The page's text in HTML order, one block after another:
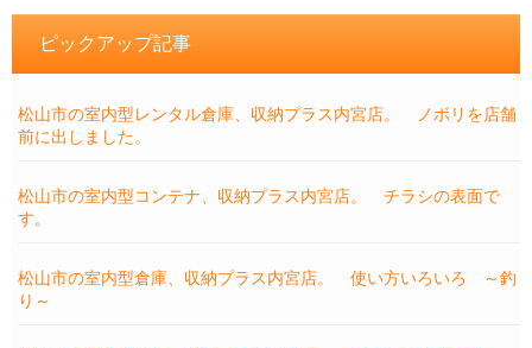
ピックアップ記事
松山市の室内型レンタル倉庫、収納プラス内宮店。 ノボリを店舗
前に出しました。
松山市の室内型コンテナ、収納プラス内宮店。 チラシの表面で
す。
松山市の室内型倉庫、収納プラス内宮店。 使い方いろいろ ～釣
り～